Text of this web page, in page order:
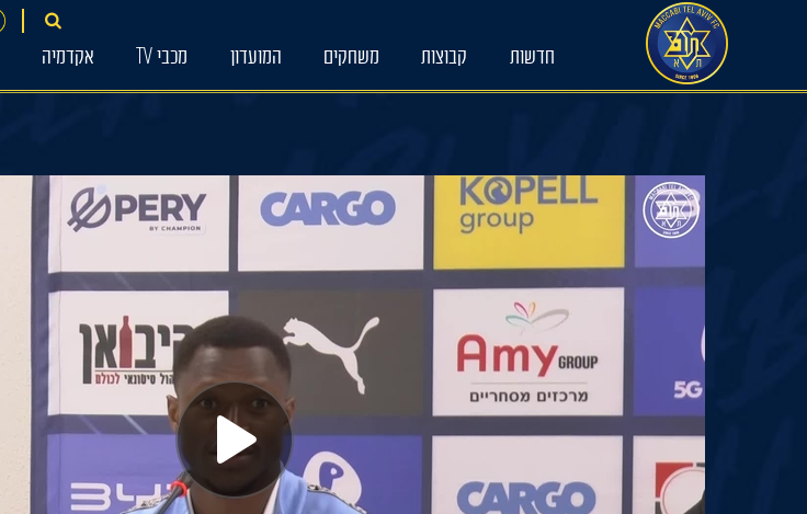
חדשות קבוצות משחקים המועדון מכבי TV אקדמיה